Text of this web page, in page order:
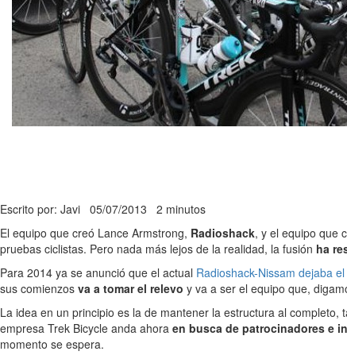
Escrito por: Javi 05/07/2013 2 minutos
El equipo que creó Lance Armstrong, Radioshack, y el equipo que
pruebas ciclistas. Pero nada más lejos de la realidad, la fusión ha
Para 2014 ya se anunció que el actual Radioshack-Nissam dejaba
sus comienzos va a tomar el relevo y va a ser el equipo que,
La idea en un principio es la de mantener la estructura al
empresa Trek Bicycle anda ahora en busca de patrocinadores e
momento se espera.